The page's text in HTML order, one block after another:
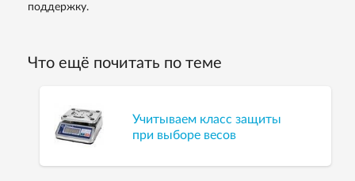
поддержку.
Что ещё почитать по теме
Учитываем класс защиты
при выборе весов